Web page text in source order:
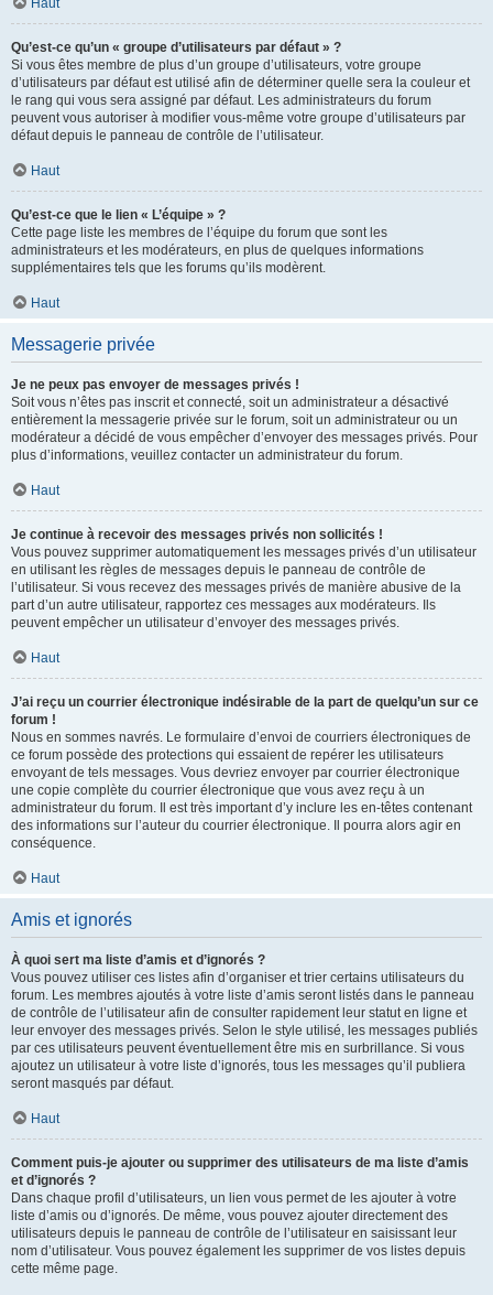
Haut
Qu’est-ce qu’un « groupe d’utilisateurs par défaut » ?
Si vous êtes membre de plus d’un groupe d’utilisateurs, votre groupe
d’utilisateurs par défaut est utilisé afin de déterminer quelle sera la couleur et
le rang qui vous sera assigné par défaut. Les administrateurs du forum
peuvent vous autoriser à modifier vous-même votre groupe d’utilisateurs par
défaut depuis le panneau de contrôle de l’utilisateur.
Haut
Qu’est-ce que le lien « L’équipe » ?
Cette page liste les membres de l’équipe du forum que sont les
administrateurs et les modérateurs, en plus de quelques informations
supplémentaires tels que les forums qu’ils modèrent.
Haut
Messagerie privée
Je ne peux pas envoyer de messages privés !
Soit vous n’êtes pas inscrit et connecté, soit un administrateur a désactivé
entièrement la messagerie privée sur le forum, soit un administrateur ou un
modérateur a décidé de vous empêcher d’envoyer des messages privés. Pour
plus d’informations, veuillez contacter un administrateur du forum.
Haut
Je continue à recevoir des messages privés non sollicités !
Vous pouvez supprimer automatiquement les messages privés d’un utilisateur
en utilisant les règles de messages depuis le panneau de contrôle de
l’utilisateur. Si vous recevez des messages privés de manière abusive de la
part d’un autre utilisateur, rapportez ces messages aux modérateurs. Ils
peuvent empêcher un utilisateur d’envoyer des messages privés.
Haut
J’ai reçu un courrier électronique indésirable de la part de quelqu’un sur ce
forum !
Nous en sommes navrés. Le formulaire d’envoi de courriers électroniques de
ce forum possède des protections qui essaient de repérer les utilisateurs
envoyant de tels messages. Vous devriez envoyer par courrier électronique
une copie complète du courrier électronique que vous avez reçu à un
administrateur du forum. Il est très important d’y inclure les en-têtes contenant
des informations sur l’auteur du courrier électronique. Il pourra alors agir en
conséquence.
Haut
Amis et ignorés
À quoi sert ma liste d’amis et d’ignorés ?
Vous pouvez utiliser ces listes afin d’organiser et trier certains utilisateurs du
forum. Les membres ajoutés à votre liste d’amis seront listés dans le panneau
de contrôle de l’utilisateur afin de consulter rapidement leur statut en ligne et
leur envoyer des messages privés. Selon le style utilisé, les messages publiés
par ces utilisateurs peuvent éventuellement être mis en surbrillance. Si vous
ajoutez un utilisateur à votre liste d’ignorés, tous les messages qu’il publiera
seront masqués par défaut.
Haut
Comment puis-je ajouter ou supprimer des utilisateurs de ma liste d’amis
et d’ignorés ?
Dans chaque profil d’utilisateurs, un lien vous permet de les ajouter à votre
liste d’amis ou d’ignorés. De même, vous pouvez ajouter directement des
utilisateurs depuis le panneau de contrôle de l’utilisateur en saisissant leur
nom d’utilisateur. Vous pouvez également les supprimer de vos listes depuis
cette même page.